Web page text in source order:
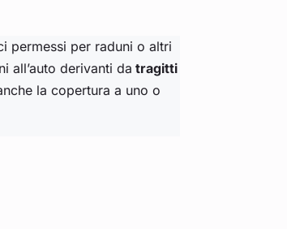
permessi per raduni o altri
all’auto derivanti da tragitti
la copertura a uno o